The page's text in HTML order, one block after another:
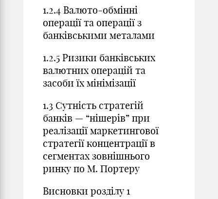
1.2.4 Валюто-обмінні
операції та операції з
банківськими металами
1.2.5 Ризики банківських
валютних операцій та
засоби їх мінімізації
1.3 Сутність стратегій
банків — “нішерів” при
реалізації маркетингової
стратегії концентрації в
сегментах зовнішнього
ринку по М. Портеру
Висновки розділу 1